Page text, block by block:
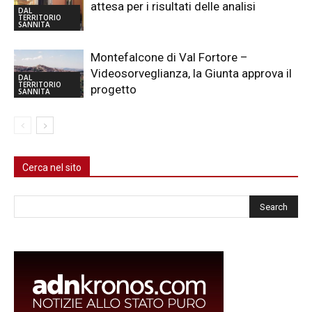
DAL
TERRITORIO
SANNITA
attesa per i risultati delle analisi
DAL
TERRITORIO
SANNITA
Montefalcone di Val Fortore –
Videosorveglianza, la Giunta approva il
progetto
Cerca nel sito